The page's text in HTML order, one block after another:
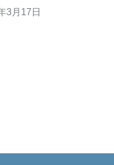
打印服务器具有多项特点，
3月17日